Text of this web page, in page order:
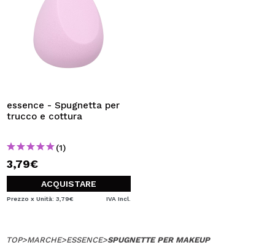
essence - Spugnetta per
trucco e cottura
(1)
3,79€
ACQUISTARE
Prezzo x Unità: 3,79€ IVA Incl.
TOP>MARCHE>ESSENCE>SPUGNETTE PER MAKEUP